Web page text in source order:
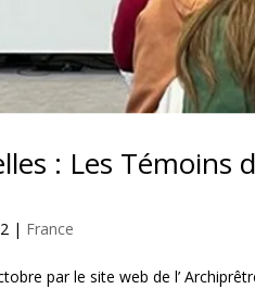
: Les Témoins
| France
par le site web de l’